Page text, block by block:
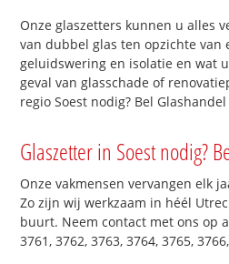
Onze glaszetters kunnen u alles
van dubbel glas ten opzichte van
geluidswering en isolatie en wat
geval van glasschade of
regio Soest nodig? Bel
Glaszetter in Soest nodig?
Onze vakmensen vervangen elk
Zo zijn wij werkzaam in héél
buurt. Neem contact met ons op
3761, 3762, 3763, 3764, 3765,